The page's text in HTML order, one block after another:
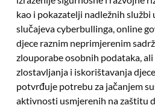
kao i pokazatelji nadležnih službi
slučajeva cyberbullinga, online
djece raznim neprimjerenim
zlouporabe osobnih podataka,
zlostavljanja i iskorištavanja
potvrđuje potrebu za jačanjem
aktivnosti usmjerenih na zaštitu